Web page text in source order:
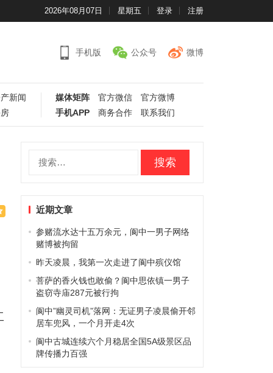
2026年08月07日 星期五 登录 注册
手机版 公众号 微博
新闻
媒体矩阵 官方微信
官方微博
手机APP
商务合作 联系我们
近期文章
参赌流水达十五万余元，阆中一男子网络
赌博被拘留
昨天凌晨，我第一次走进了阆中殡仪馆
菩萨的香火钱也敢偷？阆中思依镇一男子
盗窃寺庙287元被行拘
阆中”幽灵司机”落网：无证男子凌晨偷开邻
居车兜风，一个月开走4次
阆中古城连续六个月稳居全国5A级景区品
牌传播力百强